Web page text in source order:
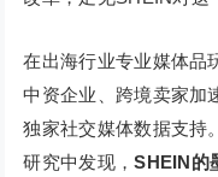
在出海行业专业媒体品
中资企业、跨境卖家加
独家社交媒体数据支持
研究中发现，SHEIN的